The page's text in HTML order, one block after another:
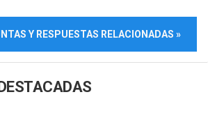
Y RESPUESTAS RELACIONADAS »